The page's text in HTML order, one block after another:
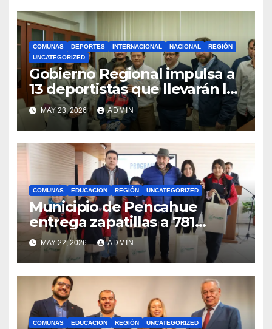
COMUNAS DEPORTES INTERNACIONAL NACIONAL
REGIÓN
UNCATEGORIZED
Gobierno Regional impulsa a
13 deportistas que llevarán la
bandera maulina a
competencias
internacionales
MAY 23, 2026 ADMIN
COMUNAS EDUCACION REGIÓN UNCATEGORIZED
Municipio de Pencahue
entrega zapatillas a 781
estudiantes con recursos del
Royalty Minero
MAY 22, 2026 ADMIN
COMUNAS EDUCACION REGIÓN UNCATEGORIZED